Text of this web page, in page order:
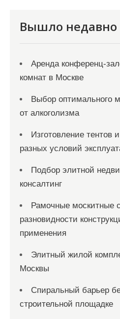
Вышло недавно
Аренда конференц-
комнат в Москве
Выбор оптимального
от алкоголизма
Изготовление тентов
разных условий
Подбор элитной
консалтинг
Рамочные москитные
разновидности
применения
Элитный жилой
Москвы
Спиральный барьер
строительной площадке